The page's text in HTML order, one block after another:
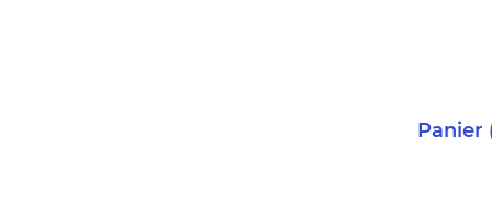
Panier